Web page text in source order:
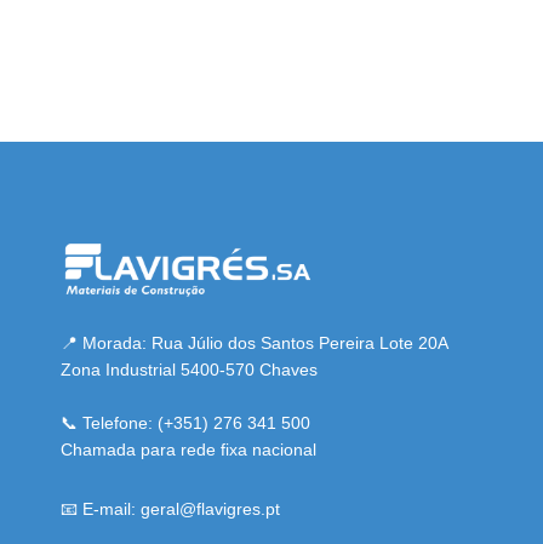
📍 Morada: Rua Júlio dos Santos Pereira Lote 20A
Zona Industrial 5400-570 Chaves
📞 Telefone: (+351) 276 341 500
Chamada para rede fixa nacional
📧 E-mail: geral@flavigres.pt